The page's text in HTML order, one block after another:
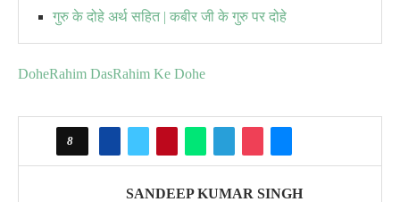
गुरु के दोहे अर्थ सहित | कबीर जी के गुरु पर दोहे
DoheRahim DasRahim Ke Dohe
8
SANDEEP KUMAR SINGH